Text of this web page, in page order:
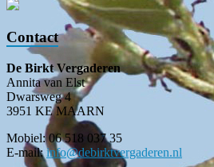
Contact
De Birkt Vergaderen
Annita van Elst
Dwarsweg 4
3951 KE MAARN
Mobiel: 06 518 037 35
E-mail:info@debirktvergaderen.nl